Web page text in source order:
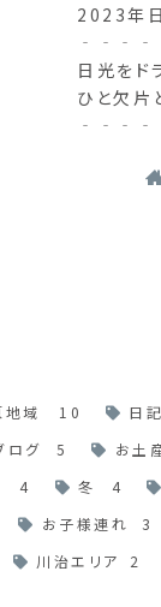
2023年
日光をド
ひと欠片
地域 10 日記
ログ 5 お土
4 冬 4
お子様連れ 3
川治エリア 2